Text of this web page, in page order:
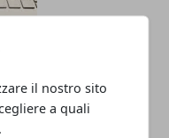
il nostro sito
a quali
migliori